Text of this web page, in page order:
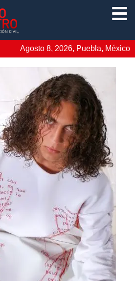
Agosto 8, 2026, Puebla, México